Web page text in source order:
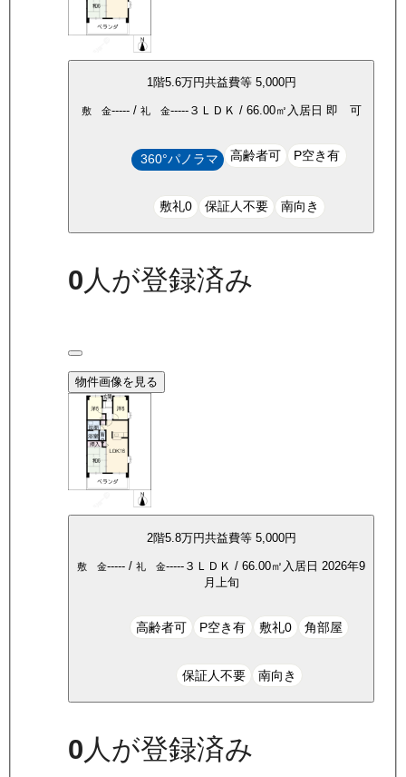
1階5.6万円共益費等 5,000円
敷 金-----/ 礼 金-----３ＬＤＫ / 66.00㎡ 入居日 即 可
360°パノラマ 高齢者可 P空き有
敷礼0 保証人不要 南向き
0人が登録済み
物件画像を見る
2階5.8万円共益費等 5,000円
敷 金----- / 礼 金----- ３ＬＤＫ / 66.00㎡ 入居日 2026年9
月上旬
高齢者可 P空き有 敷礼0 角部屋
保証人不要 南向き
0 人が登録済み